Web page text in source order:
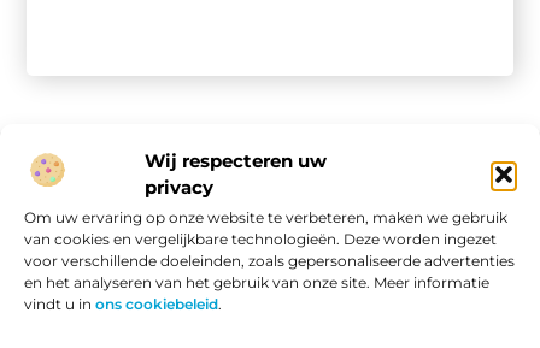
Wij respecteren uw
privacy
Om uw ervaring op onze website te verbeteren, maken we gebruik
van cookies en vergelijkbare technologieën. Deze worden ingezet
voor verschillende doeleinden, zoals gepersonaliseerde advertenties
en het analyseren van het gebruik van onze site. Meer informatie
vindt u in ons cookiebeleid.
Onze informatie